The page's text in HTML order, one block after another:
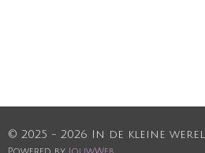
© 2025 - 2026 In de kleine